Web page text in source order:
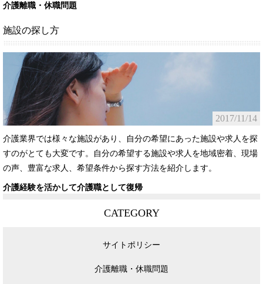
介護離職・休職問題
施設の探し方
2017/11/14
介護業界では様々な施設があり、自分の希望にあった施設や求人を探
すのがとても大変です。自分の希望する施設や求人を地域密着、現場
の声、豊富な求人、希望条件から探す方法を紹介します。
介護経験を活かして介護職として復帰
CATEGORY
サイトポリシー
介護離職・休職問題